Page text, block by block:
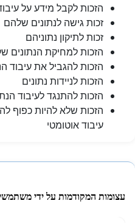
הזכות לקבל מידע על
זכות גישה לנתונים שלהם
זכות לתיקון נתוניהם
הזכות למחיקת הנתונים
הזכות להגביל את עיבוד
הזכות לניידות נתונים
הזכות להתנגד לעיבוד
הזכות שלא להיות כפוף
עיבוד אוטומטי
עצומות המקודמות על ידי